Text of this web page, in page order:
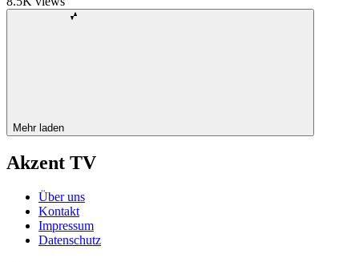
Mehr laden
Akzent TV
Über uns
Kontakt
Impressum
Datenschutz